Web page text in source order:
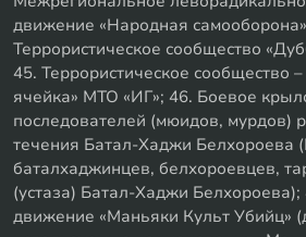
движение «Народная
Террористическое сообщество
45. Террористическое сообщество –
ячейка» МТО «ИГ»; 46. Боевое
последователей (мюидов, мурдов)
течения Батал-Хаджи Белхороева
баталхаджинцев, белхороевцев,
(устаза) Батал-Хаджи
движение «Маньяки Культ Убийц»